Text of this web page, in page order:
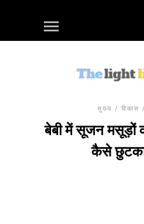
मुख्य / विकास
बेबी में सूजन मसूड़ों
कैसे